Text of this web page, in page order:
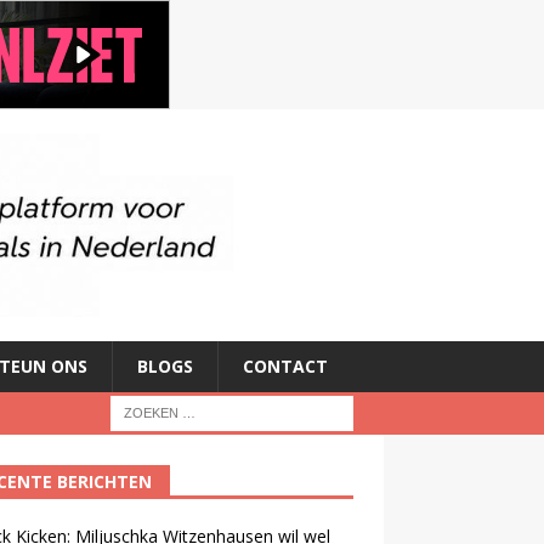
ONS BLOGS CONTACT
BERICHTEN
Kicken: Miljuschka Witzenhausen wil wel